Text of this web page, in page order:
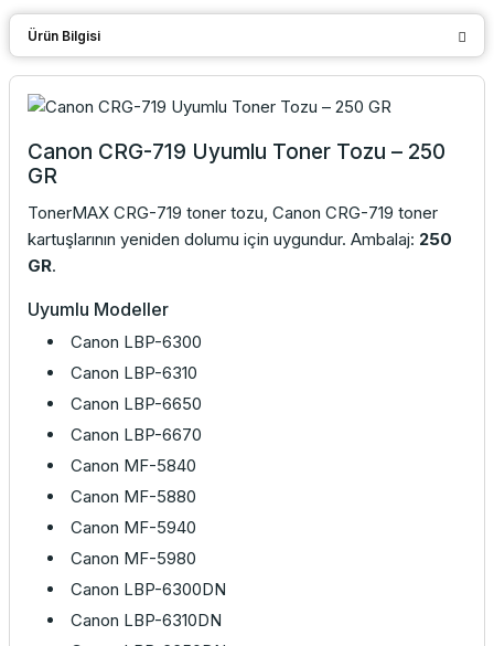
Ürün Bilgisi
Canon CRG-719 Uyumlu Toner Tozu – 250
GR
TonerMAX CRG-719 toner tozu, Canon CRG-719 toner
kartuşlarının yeniden dolumu için uygundur. Ambalaj: 250
GR.
Uyumlu Modeller
Canon LBP-6300
Canon LBP-6310
Canon LBP-6650
Canon LBP-6670
Canon MF-5840
Canon MF-5880
Canon MF-5940
Canon MF-5980
Canon LBP-6300DN
Canon LBP-6310DN